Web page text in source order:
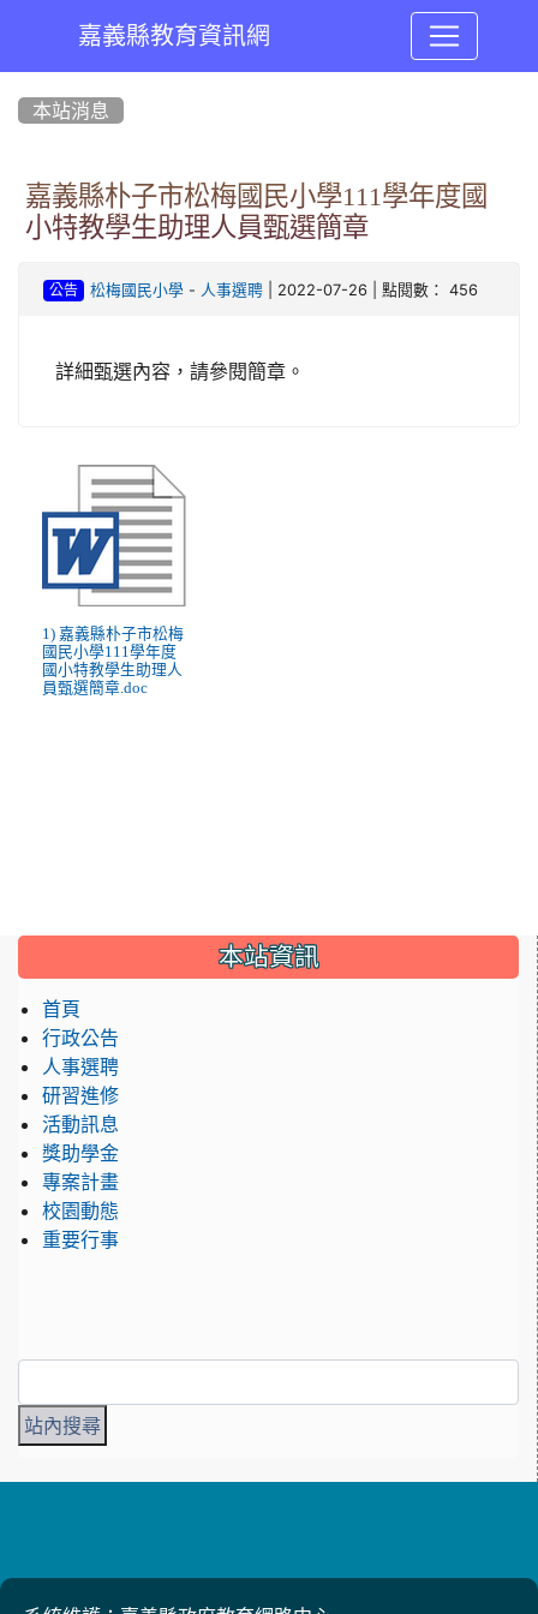
嘉義縣教育資訊網
本站消息
嘉義縣朴子市松梅國民小學111學年度國
小特教學生助理人員甄選簡章
公告 松梅國民小學- 人事選聘| 2022-07-26 | 點閱數： 456
詳細甄選內容，請參閱簡章。
1) 嘉義縣朴子市松梅
國民小學111學年度
國小特教學生助理人
員甄選簡章.doc
::: 本站資訊
首頁
行政公告
人事選聘
研習進修
活動訊息
獎助學金
專案計畫
校園動態
重要行事